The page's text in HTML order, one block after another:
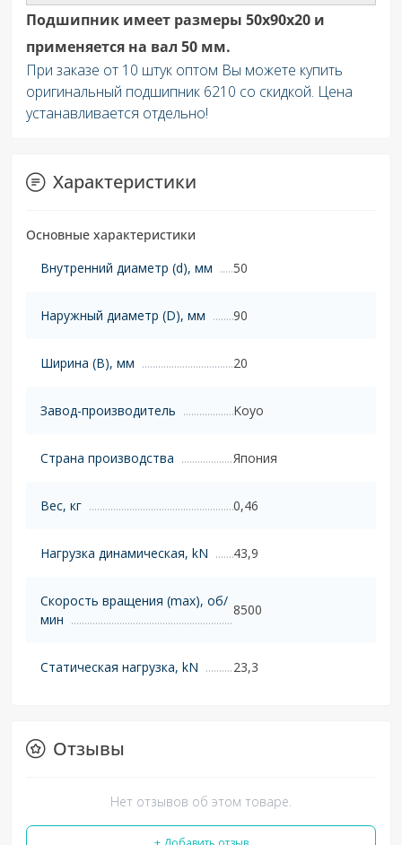
Подшипник имеет размеры 50х90х20 и
применяется на вал 50 мм.
При заказе от 10 штук оптом Вы можете купить
оригинальный подшипник 6210 со скидкой. Цена
устанавливается отдельно!
Характеристики
Основные характеристики
Внутренний диаметр (d), мм
50
Наружный диаметр (D), мм 90
Ширина (B), мм 20
Завод-производитель Koyo
Страна производства Япония
Вес, кг 0,46
Нагрузка динамическая, kN 43,9
Скорость вращения (max), об/
мин
8500
Статическая нагрузка, kN 23,3
Отзывы
Нет отзывов об этом товаре.